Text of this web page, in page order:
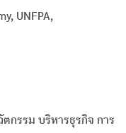
UNFPA,
กรรม บริหารธุรกิจ การ